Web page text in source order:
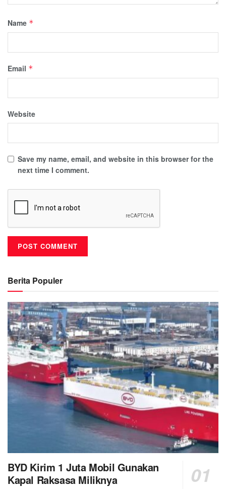
Name *
Email *
Website
Save my name, email, and website in this browser for the
next time I comment.
Berita Populer
BYD Kirim 1 Juta Mobil Gunakan
Kapal Raksasa Miliknya